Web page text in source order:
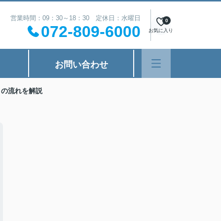
営業時間：09：30～18：30 定休日：水曜日
072-809-6000 お気に入り
0
お問い合わせ
流れを解説